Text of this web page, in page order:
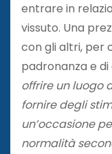
entrare in
vissuto. Una
con gli altri, per
padronanza e di
offrire un luogo
fornire degli
un’occasione
normalità